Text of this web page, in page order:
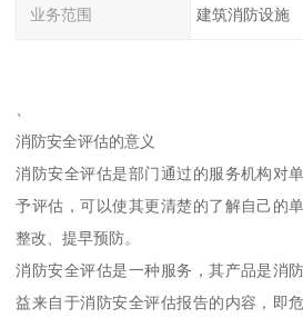
业务范围 建筑消防设施
消防安全评估的意义
消防安全评估是部门通过的服务机构对
予评估，可以使其更清楚的了解自己的
整改、提早预防。
消防安全评估是一种服务，其产品是消
益来自于消防安全评估报告的内容，即